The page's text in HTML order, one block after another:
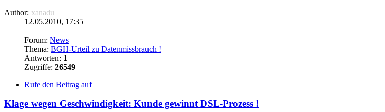
Author: xanadu
12.05.2010, 17:35
Forum: News
Thema: BGH-Urteil zu Datenmissbrauch !
Antworten: 1
Zugriffe: 26549
Rufe den Beitrag auf
Klage wegen Geschwindigkeit: Kunde gewinnt DSL-Prozess !